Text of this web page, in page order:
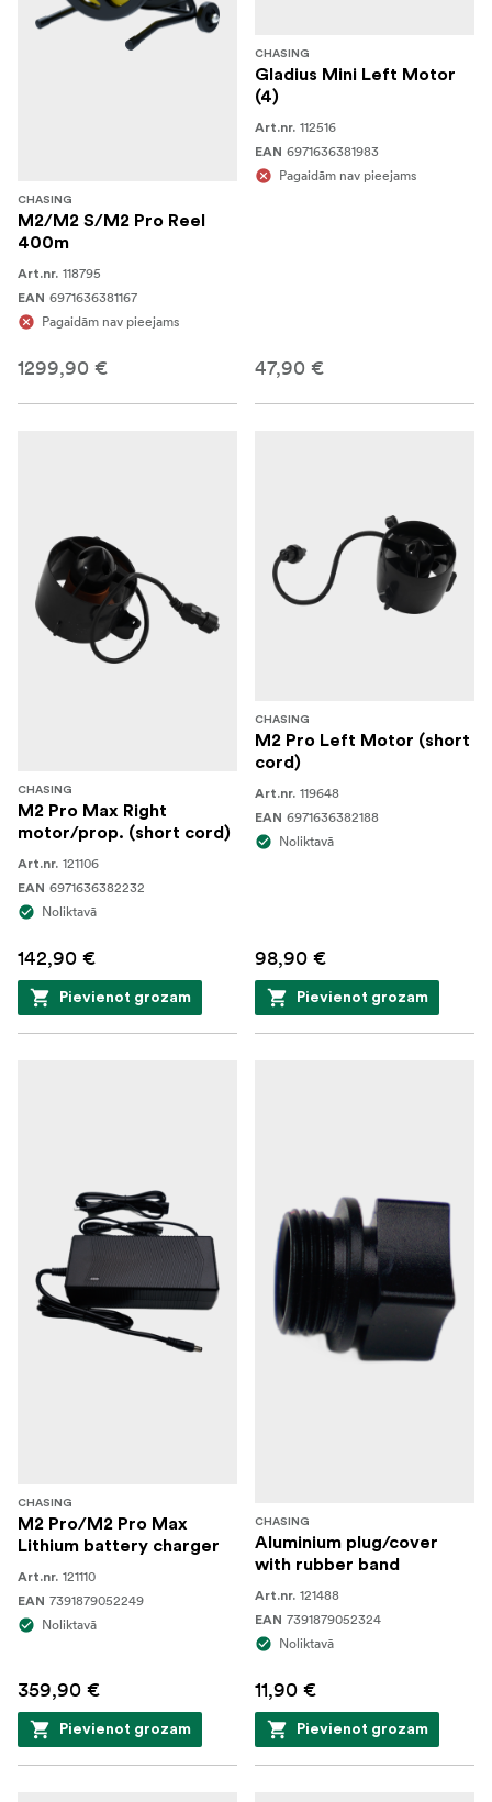
CHASING
M2/M2 S/M2 Pro Reel
400m
Art.nr. 118795
EAN 6971636381167
Pagaidām nav pieejams
1299,90 €
CHASING
Gladius Mini Left Motor
(4)
Art.nr. 112516
EAN 6971636381983
Pagaidām nav pieejams
47,90 €
CHASING
M2 Pro Max Right
motor/prop. (short cord)
Art.nr. 121106
EAN 6971636382232
Noliktavā
142,90 €
Pievienot grozam
CHASING
M2 Pro Left Motor (short
cord)
Art.nr. 119648
EAN 6971636382188
Noliktavā
98,90 €
Pievienot grozam
CHASING
M2 Pro/M2 Pro Max
Lithium battery charger
Art.nr. 121110
EAN 7391879052249
Noliktavā
359,90 €
Pievienot grozam
CHASING
Aluminium plug/cover
with rubber band
Art.nr. 121488
EAN 7391879052324
Noliktavā
11,90 €
Pievienot grozam